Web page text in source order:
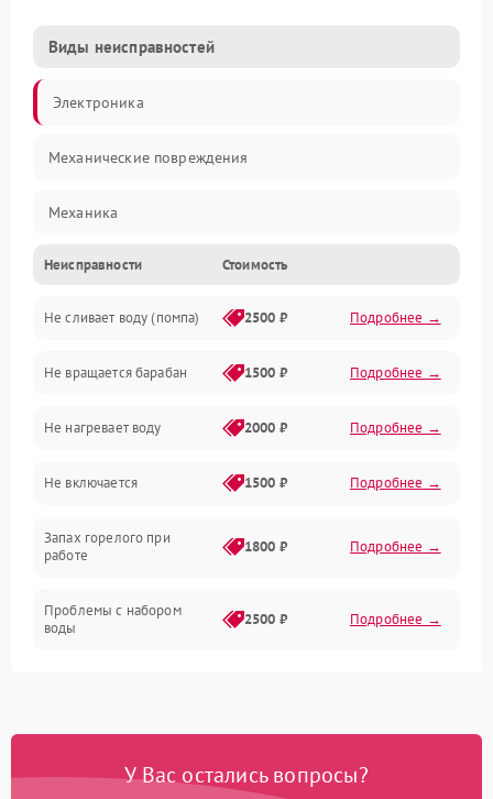
Виды неисправностей
Электроника
Механические повреждения
Механика
Электропитание
Водоснабжение
Слив
Программное обеспечение
Неисправности Стоимость
Не сливает воду (помпа) 2500 ₽ Подробнее →
Не вращается барабан 1500 ₽ Подробнее →
Не нагревает воду 2000 ₽ Подробнее →
Не включается 1500 ₽ Подробнее →
Запах горелого при
работе
1800 ₽ Подробнее →
Проблемы с набором
воды
2500 ₽ Подробнее →
Замена платы управления 2200 ₽ Подробнее →
У Вас остались вопросы?